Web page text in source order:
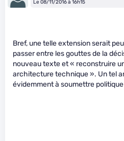
Le 08/11/2016 à 16h15
Bref, une telle extension serait
passer entre les gouttes de la
nouveau texte et « reconstruire
architecture technique ». Un tel
évidemment à soumettre politique